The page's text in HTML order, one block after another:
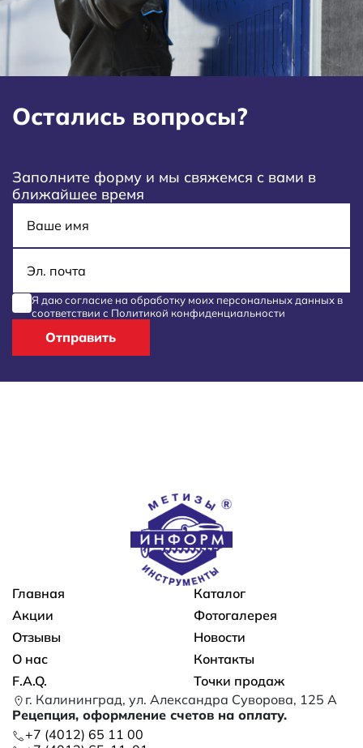
Остались вопросы?
Заполните форму и мы свяжемся с вами в
ближайшее время
Я даю согласие на обработку моих персональных данных в
соответствии с Политикой конфиденциальности
Отправить
Основная навигация
Главная
Каталог
Акции
Фотогалерея
Отзывы
Новости
О нас
Контакты
F.A.Q.
Точки продаж
г. Калининград, ул. Александра Суворова, 125 А
Рецепция, оформление счетов на оплату.
+7 (4012) 65 11 00